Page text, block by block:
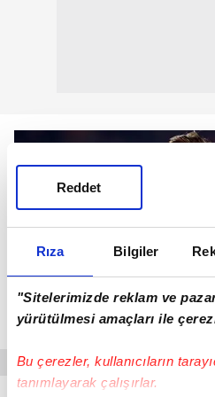
Rıza Bilgiler
"Sitelerimizde reklam ve
yürütülmesi amaçları ile
Bu çerezler, kullanıcıların
tanımlayarak çalışırlar.
Reddet